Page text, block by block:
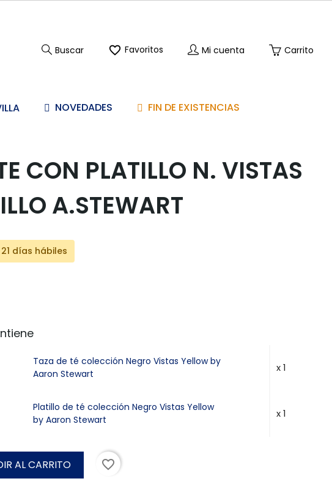
Buscar  Favoritos Mi cuenta Carrito
NOVEDADES FIN DE EXISTENCIAS
CON PLATILLO N. VISTAS
A.STEWART
días hábiles
Taza de té colección Negro Vistas Yellow by
Aaron Stewart
x 1
Platillo de té colección Negro Vistas Yellow
by Aaron Stewart
x 1
AL CARRITO favorite_border